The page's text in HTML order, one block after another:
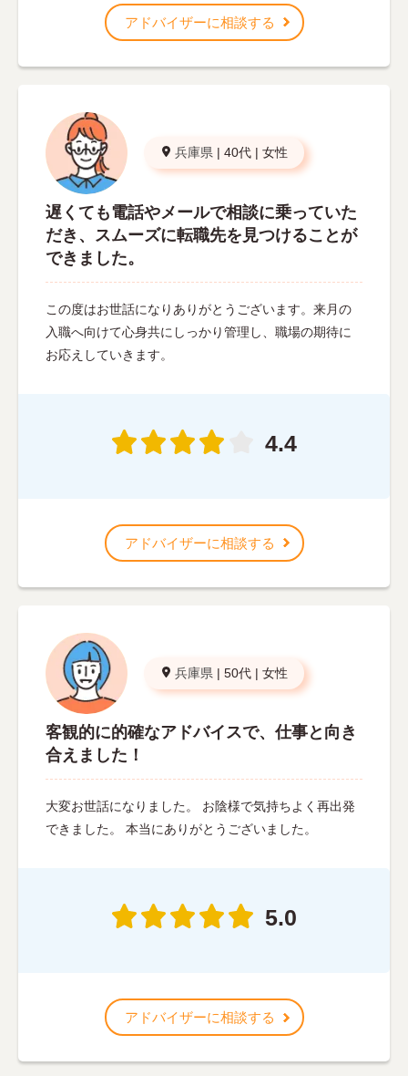
アドバイザーに相談する
兵庫県 | 40代 | 女性
遅くても電話やメールで相談に乗っていた
だき、スムーズに転職先を見つけることが
できました。
この度はお世話になりありがとうございます。来月の
入職へ向けて心身共にしっかり管理し、職場の期待に
お応えしていきます。
4.4
アドバイザーに相談する
兵庫県 | 50代 | 女性
客観的に的確なアドバイスで、仕事と向き
合えました！
大変お世話になりました。 お陰様で気持ちよく再出発
できました。 本当にありがとうございました。
5.0
アドバイザーに相談する